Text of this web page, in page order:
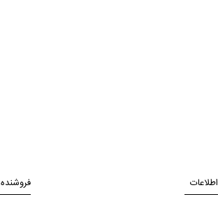
اطلاعات فروشنده